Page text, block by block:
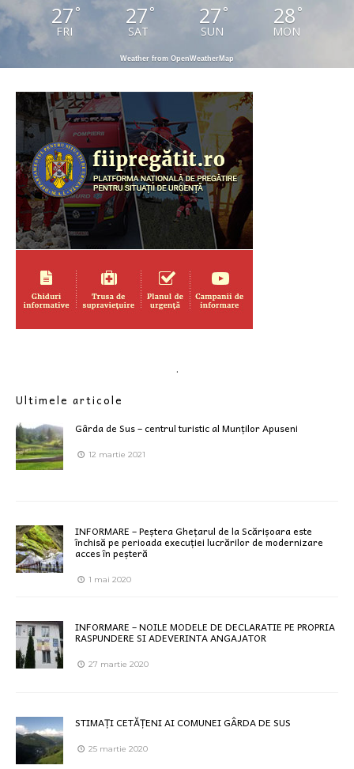
27 °
FRI
27 °
SAT
27 °
SUN
28 °
MON
Weather from OpenWeatherMap
.
Ultimele articole
Gârda de Sus – centrul turistic al Munților Apuseni
12 martie 2021
INFORMARE – Peștera Ghețarul de la Scărișoara este
închisă pe perioada execuției lucrărilor de modernizare
acces în peșteră
1 mai 2020
INFORMARE – NOILE MODELE DE DECLARATIE PE PROPRIA
RASPUNDERE SI ADEVERINTA ANGAJATOR
27 martie 2020
STIMAȚI CETĂȚENI AI COMUNEI GÂRDA DE SUS
25 martie 2020